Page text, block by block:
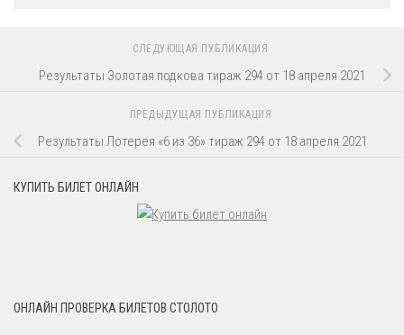
СЛЕДУЮЩАЯ ПУБЛИКАЦИЯ
Результаты Золотая подкова тираж 294 от 18 апреля 2021
ПРЕДЫДУЩАЯ ПУБЛИКАЦИЯ
Результаты Лотерея «6 из 36» тираж 294 от 18 апреля 2021
КУПИТЬ БИЛЕТ ОНЛАЙН
ОНЛАЙН ПРОВЕРКА БИЛЕТОВ СТОЛОТО